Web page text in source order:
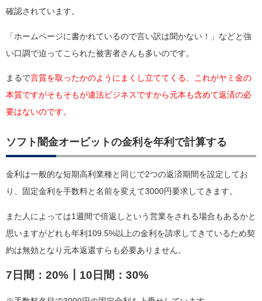
確認されています。
「ホームページに書かれているので言い訳は聞かない！」などと強
い口調で迫ってこられた被害者さんも多いのです。
まるで言質を取ったかのようにまくし立ててくる、これがヤミ金の
本質ですがそもそもが違法ビジネスですから元本も含めて返済の必
要はないのです。
ソフト闇金オービットの金利を年利で計算する
金利は一般的な短期高利業種と同じで2つの返済期間を設定してお
り、固定金利を手数料と名前を変えて3000円要求してきます。
また人によっては1週間で倍返しという営業をされる場合もあるかと
思いますがどれも年利109.5%以上の金利を請求してきているため契
約は無効となり元本返還すらも必要ありません。
7日間：20%┃10日間：30%